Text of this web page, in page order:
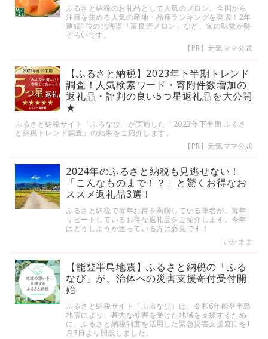
ふるさと納税のお礼品として人気のメロン。全国から
注目を集める人気の産地・品種ランキングを発表！2年
連続1位の北海道「富良野メロン」など、旬の味覚が勢
ぞろいです。
【PR】元気ママ公式
【ふるさと納税】2023年下半期トレンド
調査！人気検索ワード・寄附件数増加の
返礼品・評判の良い5つ星返礼品を大公開
★
ふるさと納税サイト「ふるなび」が実施した「2023年下半期 ふるさ
と納税トレンド調査」の結果をご紹介します。
【PR】元気ママ公式
2024年のふるさと納税も見逃せない！
「こんなものまで！？」と驚くお得なお
ススメ返礼品3選！
ふるさと納税で毎年お得を満喫している筆者が、毎年
リピートしているお得な返礼品をご紹介します。今年
はどうしようか迷っている方は必見です！
いかまま
【能登半島地震】ふるさと納税の「ふる
なび」が、治体への災害支援寄付受付開
始
ふるさと納税サイト「ふるなび」は、令和6年能登半島
地震により、甚大な被害を受けた地域を支援するため
に、ふるさと納税制度を活用した緊急災害支援窓口を1
月3日より開設しました。